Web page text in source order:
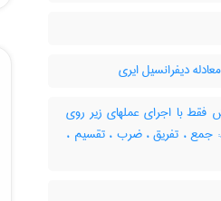
دیفرانسیل ایری
فقط با اجرای عملهای زیر روی
، تفریق ، ضرب ، تقسیم ،